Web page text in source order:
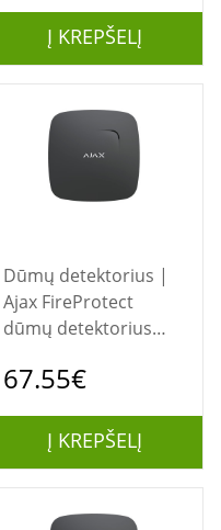
Į KREPŠELĮ
Dūmų detektorius |
Ajax FireProtect
dūmų detektorius
67.55€
Į KREPŠELĮ